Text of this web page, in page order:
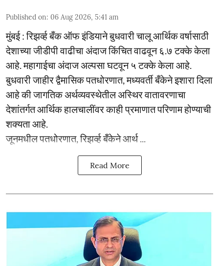
Published on: 06 Aug 2026, 5:41 am
मुंबई : रिझर्व्ह बँक ऑफ इंडियाने बुधवारी चालू आर्थिक वर्षासाठी
देशाच्या जीडीपी वाढीचा अंदाज किंचित वाढवून ६.७ टक्के केला
आहे. महागाईचा अंदाज अल्पसा घटवून ५ टक्के केला आहे.
बुधवारी जाहीर द्वैमासिक पतधोरणात, मध्यवर्ती बँकेने इशारा दिला
आहे की जागतिक अर्थव्यवस्थेतील अस्थिर वातावरणाचा
देशांतर्गत आर्थिक हालचालींवर काही प्रमाणात परिणाम होण्याची
शक्यता आहे.
जूनमधील पतधोरणात, रिझर्व्ह बँकेने आर्थ ...
Read More